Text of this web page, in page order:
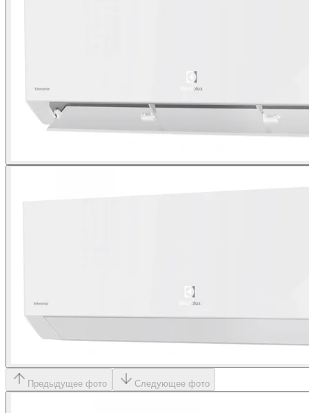
Предыдущее фото Следующее фото